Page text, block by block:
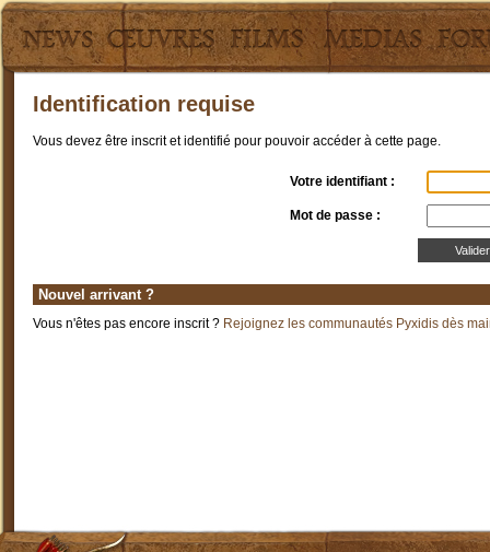
Identification requise
Vous devez être inscrit et identifié pour pouvoir accéder à cette page.
Votre identifiant :
Mot de passe :
Nouvel arrivant ?
Vous n'êtes pas encore inscrit ? Rejoignez les communautés Pyxidis dès